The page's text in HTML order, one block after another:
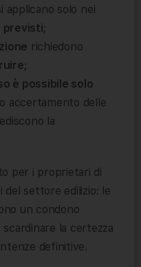
applicano solo nei
previsti;
richiedono
;
è possibile solo
accertamento delle
la
per i proprietari di
del settore edilizio: le
un condono
la certezza
definitive.